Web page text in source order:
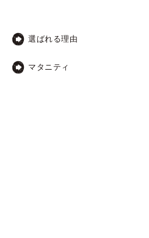
選ばれる理由
マタニティ